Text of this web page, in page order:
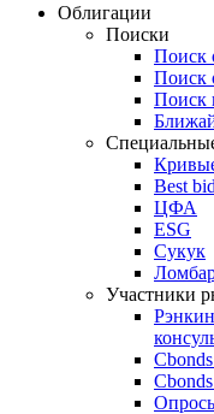
Облигации
Поиски
Поиск
Поиск
Поиск
Best
ЦФА
ESG
Сукук
Участники